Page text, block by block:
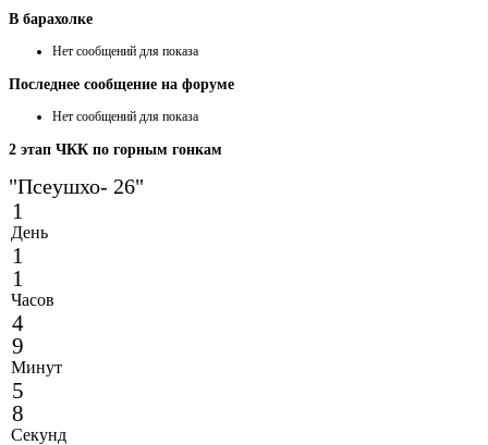
В барахолке
Нет сообщений для показа
Последнее сообщение на форуме
Нет сообщений для показа
2 этап ЧКК по горным гонкам
"Псеушхо- 26"
1
День
1
1
Часов
4
9
Минут
5
8
Секунд